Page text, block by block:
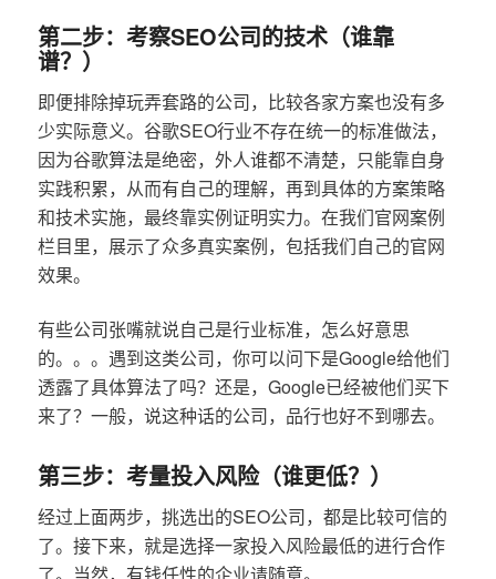
第二步：考察SEO公司的技术（谁靠
谱？）
即便排除掉玩弄套路的公司，比较各家方案也没有多
少实际意义。谷歌SEO行业不存在统一的标准做法，
因为谷歌算法是绝密，外人谁都不清楚，只能靠自身
实践积累，从而有自己的理解，再到具体的方案策略
和技术实施，最终靠实例证明实力。在我们官网案例
栏目里，展示了众多真实案例，包括我们自己的官网
效果。
有些公司张嘴就说自己是行业标准，怎么好意思
的。。。遇到这类公司，你可以问下是Google给他们
透露了具体算法了吗？还是，Google已经被他们买下
来了？一般，说这种话的公司，品行也好不到哪去。
第三步：考量投入风险（谁更低？）
经过上面两步，挑选出的SEO公司，都是比较可信的
了。接下来，就是选择一家投入风险最低的进行合作